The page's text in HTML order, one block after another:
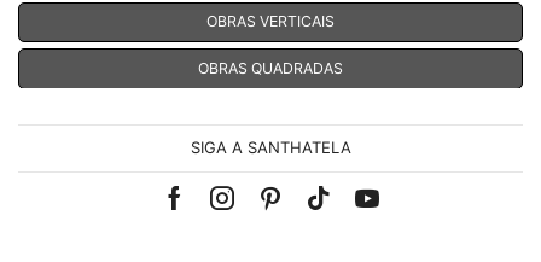
OBRAS VERTICAIS
OBRAS QUADRADAS
SIGA A SANTHATELA
Facebook
Instagram
Pinterest
Tik-Youtube